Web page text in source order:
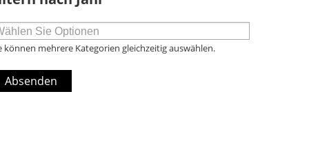
können mehrere Kategorien gleichzeitig auswählen.